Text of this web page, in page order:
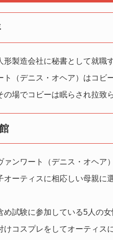
形製造会社に秘書として就職
ト（デニス・オヘア）はコビ
の場でコビーは眠らされ拉致
ァンワート（デニス・オヘア
オーティスに相応しい母親に
め試験に参加している5人の女
けコスプレをしてオーティス